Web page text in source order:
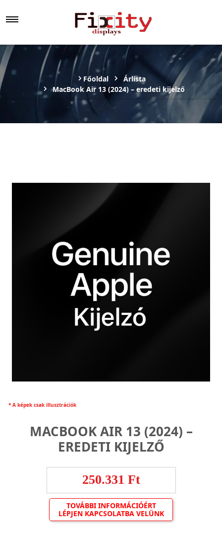
Főoldal
Árlista
MacBook Air 13 (2024) – eredeti kijelző
* A képek csak illusztrációk
MACBOOK AIR 13 (2024) –
EREDETI KIJELZŐ
250.331 Ft
TOVÁBBI INFORMÁCIÓÉRT
LÉPJEN KAPCSOLATBA VELÜNK